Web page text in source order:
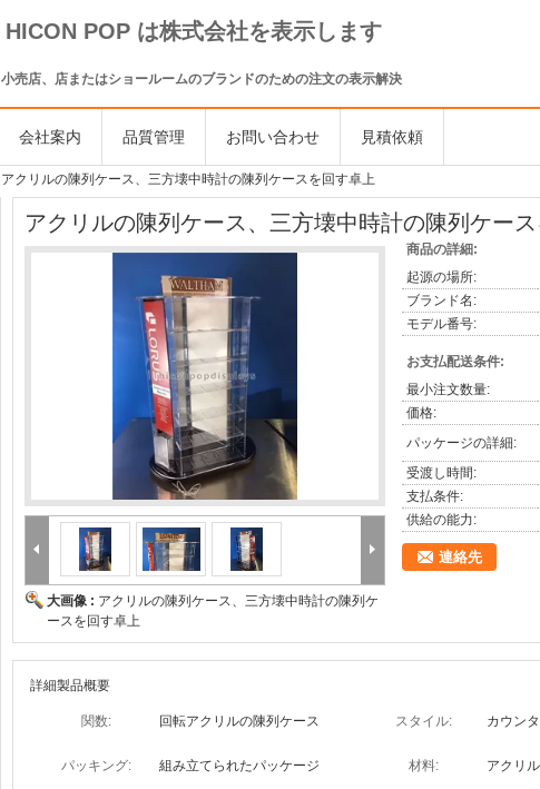
HICON POP は株式会社を表示します
小売店、店またはショールームのブランドのための注文の表示解決
会社案内 品質管理 お問い合わせ 見積依頼
アクリルの陳列ケース、三方壊中時計の陳列ケースを回す卓上
アクリルの陳列ケース、三方壊中時計の陳列ケー
大画像 : アクリルの陳列ケース、三方壊中時計の陳列ケ
ースを回す卓上
商品の詳細:
起源の場所:
ブランド名:
モデル番号:
お支払配送条件:
最小注文数量:
価格:
パッケージの詳細:
受渡し時間:
支払条件:
供給の能力:
連絡先
詳細製品概要
関数: 回転アクリルの陳列ケース スタイル: カウン
パッキング: 組み立てられたパッケージ 材料: アクリル